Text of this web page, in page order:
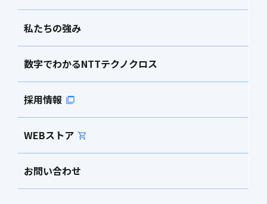
私たちの強み
数字でわかるNTTテクノクロス
採用情報
WEBストア
お問い合わせ